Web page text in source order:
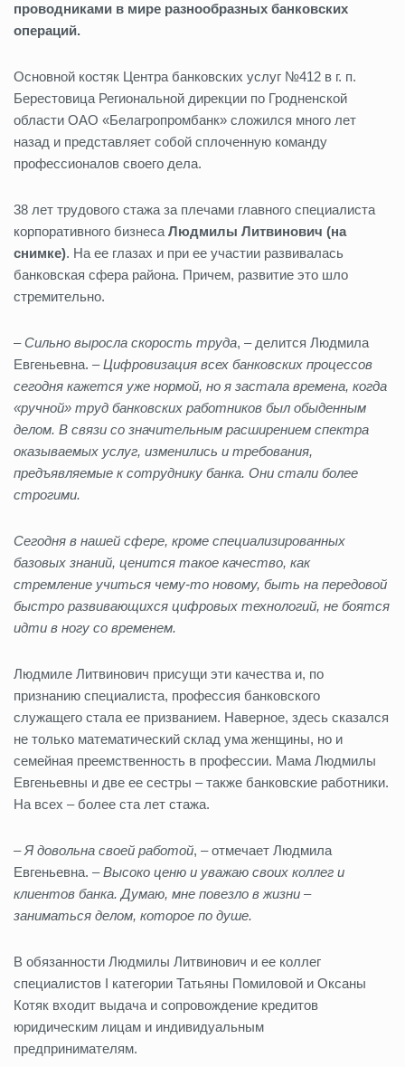
проводниками в мире разнообразных банковских
операций.
Основной костяк Центра банковских услуг №412 в г. п.
Берестовица Региональной дирекции по Гродненской
области ОАО «Белагропромбанк» сложился много лет
назад и представляет собой сплоченную команду
профессионалов своего дела.
38 лет трудового стажа за плечами главного специалиста
корпоративного бизнеса Людмилы Литвинович (на
снимке). На ее глазах и при ее участии развивалась
банковская сфера района. Причем, развитие это шло
стремительно.
–Сильно выросла скорость труда, – делится Людмила
Евгеньевна. –Цифровизация всех банковских процессов
сегодня кажется уже нормой, но я застала времена, когда
«ручной» труд банковских работников был обыденным
делом. В связи со значительным расширением спектра
оказываемых услуг, изменились и требования,
предъявляемые к сотруднику банка. Они стали более
строгими.
Сегодня в нашей сфере, кроме специализированных
базовых знаний, ценится такое качество, как
стремление учиться чему-то новому, быть на передовой
быстро развивающихся цифровых технологий, не боятся
идти в ногу со временем.
Людмиле Литвинович присущи эти качества и, по
признанию специалиста, профессия банковского
служащего стала ее призванием. Наверное, здесь сказался
не только математический склад ума женщины, но и
семейная преемственность в профессии. Мама Людмилы
Евгеньевны и две ее сестры – также банковские работники.
На всех – более ста лет стажа.
– Я довольна своей работой, – отмечает Людмила
Евгеньевна. –Высоко ценю и уважаю своих коллег и
клиентов банка. Думаю, мне повезло в жизни –
заниматься делом, которое по душе.
В обязанности Людмилы Литвинович и ее коллег
специалистов I категории Татьяны Помиловой и Оксаны
Котяк входит выдача и сопровождение кредитов
юридическим лицам и индивидуальным
предпринимателям.